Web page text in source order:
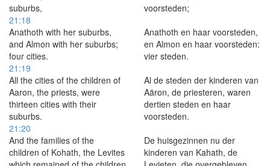
suburbs,
voorsteden;
21:18
Anathoth with her suburbs,
and Almon with her suburbs;
four cities.
Anathoth en haar voorsteden,
en Almon en haar voorsteden:
vier steden.
21:19
All the cities of the children of
Aaron, the priests, were
thirteen cities with their
suburbs.
Al de steden der kinderen van
Aäron, de priesteren, waren
dertien steden en haar
voorsteden.
21:20
And the families of the
children of Kohath, the Levites
De huisgezinnen nu der
kinderen van Kahath, de